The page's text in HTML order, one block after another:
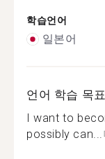
학습언어
일본어
언어 학습 목표
I want to
possibly can...